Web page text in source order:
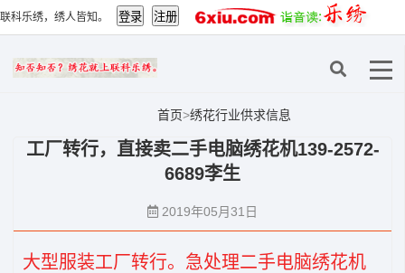
联科乐绣，绣人皆知。
首页>绣花行业供求信息
工厂转行，直接卖二手电脑绣花机139-2572-
6689李生
2019年05月31日
大型服装工厂转行。急处理二手电脑绣花机